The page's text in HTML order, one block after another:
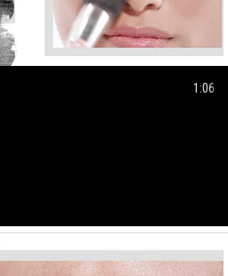
1:06